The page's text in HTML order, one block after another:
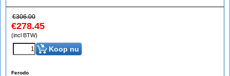
€306.00
€278.45
(incl BTW)
Koop nu
Ferodo